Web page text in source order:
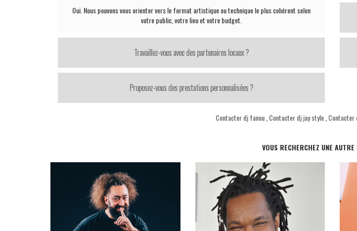
Oui. Nous pouvons vous orienter vers le format artistique ou technique le plus cohérent selon
votre public, votre lieu et votre budget.
Travaillez-vous avec des partenaires locaux ?
Proposez-vous des prestations personnalisées ?
Contacter dj fanou, Contacter dj jay style, Contacter
VOUS RECHERCHEZ UNE